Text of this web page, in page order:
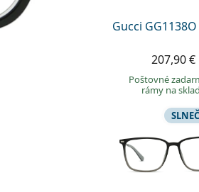
Gucci
207,90 €
Poštovné
rámy na